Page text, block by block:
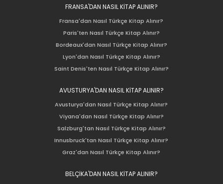
FRANSA'DAN NASIL KİTAP ALINIR?
Fransa'dan Nasıl Türkçe Kitap Alınır?
Paris'ten Nasıl Türkçe Kitap Alınır?
Bordeaux'dan Nasıl Türkçe Kitap Alınır?
Lyon'dan Nasıl Türkçe Kitap Alınır?
Saint Denis'ten Nasıl Türkçe Kitap Alınır?
AVUSTURYA'DAN NASIL KİTAP ALINIR?
Avusturya'dan Nasıl Türkçe Kitap Alınır?
Viyana'dan Nasıl Türkçe Kitap Alınır?
Salzburg'tan Nasıl Türkçe Kitap Alınır?
Innusbruck'tan Nasıl Türkçe Kitap Alınır?
Graz'dan Nasıl Türkçe Kitap Alınır?
BELÇİKA'DAN NASIL KİTAP ALINIR?